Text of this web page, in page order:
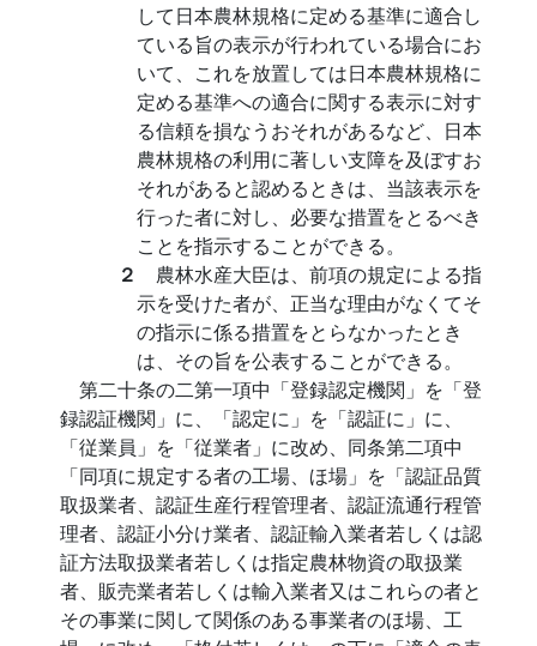
して日本農林規格に定める基準に適合し
ている旨の表示が行われている場合にお
いて、これを放置しては日本農林規格に
定める基準への適合に関する表示に対す
る信頼を損なうおそれがあるなど、日本
農林規格の利用に著しい支障を及ぼすお
それがあると認めるときは、当該表示を
行った者に対し、必要な措置をとるべき
ことを指示することができる。
２ 農林水産大臣は、前項の規定による指
示を受けた者が、正当な理由がなくてそ
の指示に係る措置をとらなかったとき
は、その旨を公表することができる。
第二十条の二第一項中「登録認定機関」を「登
録認証機関」に、「認定に」を「認証に」に、
「従業員」を「従業者」に改め、同条第二項中
「同項に規定する者の工場、ほ場」を「認証品質
取扱業者、認証生産行程管理者、認証流通行程管
理者、認証小分け業者、認証輸入業者若しくは認
証方法取扱業者若しくは指定農林物資の取扱業
者、販売業者若しくは輸入業者又はこれらの者と
その事業に関して関係のある事業者のほ場、工